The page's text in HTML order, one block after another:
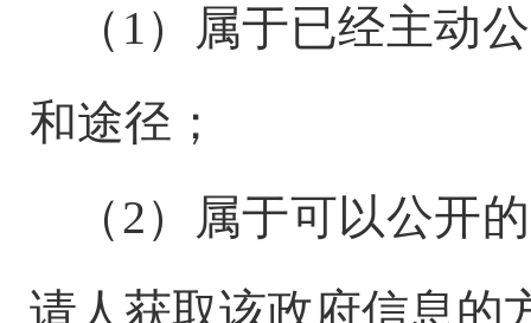
（ 1）属于已经主动
和途径；
（2）属于可以公开
请人获取该政府信息的